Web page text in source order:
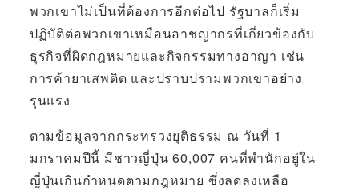
พวกเขาไม่เป็นที่ต้องการอีกต่อไป รัฐบาลก็เริ่ม
ปฏิบัติต่อพวกเขาเหมือนอาชญากรที่เกี่ยวข้องกับ
ธุรกิจที่ผิดกฎหมายและกิจกรรมทางอาญา เช่น
การค้ายาเสพติด และปราบปรามพวกเขาอย่าง
รุนแรง
ตามข้อมูลจากกระทรวงยุติธรรม ณ วันที่ 1
มกราคมปีนี้ มีชาวญี่ปุ่น 60,007 คนที่พำนักอยู่ใน
ญี่ปุ่นเกินกำหนดตามกฎหมาย ซึ่งลดลงเหลือ